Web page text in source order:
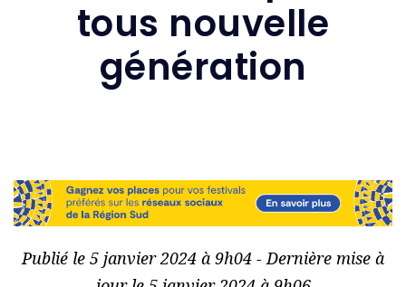
tous nouvelle
génération
Publié le 5 janvier 2024 à 9h04 - Dernière mise à